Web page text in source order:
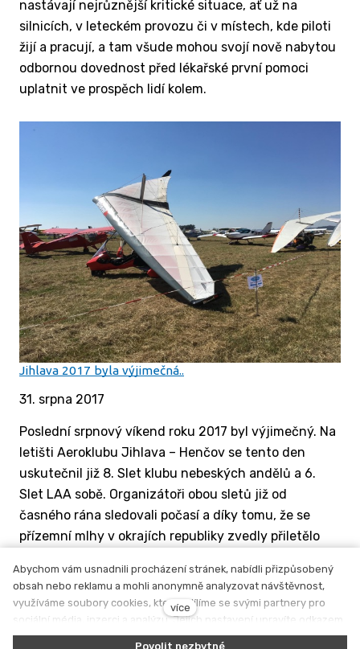
nastávají nejrůznější kritické situace, ať už na
silnicích, v leteckém provozu či v místech, kde piloti
žijí a pracují, a tam všude mohou svojí nově nabytou
odbornou dovednost před lékařské první pomoci
uplatnit ve prospěch lidí kolem.
Jihlava 2017 byla výjimečná..
31. srpna 2017
Poslední srpnový víkend roku 2017 byl výjimečný. Na
letišti Aeroklubu Jihlava – Henčov se tento den
uskutečnil již 8. Slet klubu nebeských andělů a 6.
Slet LAA sobě. Organizátoři obou sletů již od
časného rána sledovali počasí a díky tomu, že se
přízemní mlhy v okrajích republiky zvedly přiletělo
Předchozí
1 2 3 4 5 6 7 8
9
Abychom vám usnadnili procházení stránek, nabídli přizpůsobený
obsah nebo reklamu a mohli anonymně analyzovat návštěvnost,
využíváme soubory cookies, které sdílíme se svými partnery pro
sociální média, inzerci a analýzu. Jejich nastavení upravíte odkazem
"Nastavení cookies" a kdykoliv jej můžete změnit v patičce webu.
více
Povolit nezbytné